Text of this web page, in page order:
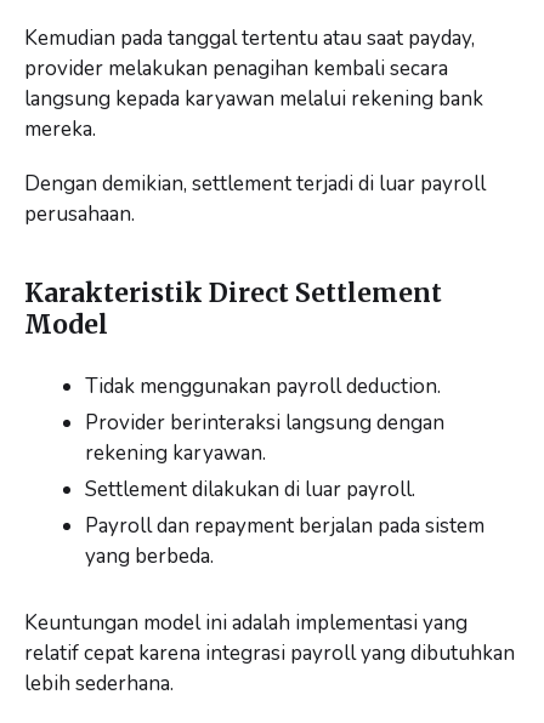
Kemudian pada tanggal tertentu atau saat payday,
provider melakukan penagihan kembali secara
langsung kepada karyawan melalui rekening bank
mereka.
Dengan demikian, settlement terjadi di luar payroll
perusahaan.
Karakteristik Direct Settlement
Model
Tidak menggunakan payroll deduction.
Provider berinteraksi langsung dengan
rekening karyawan.
Settlement dilakukan di luar payroll.
Payroll dan repayment berjalan pada sistem
yang berbeda.
Keuntungan model ini adalah implementasi yang
relatif cepat karena integrasi payroll yang dibutuhkan
lebih sederhana.